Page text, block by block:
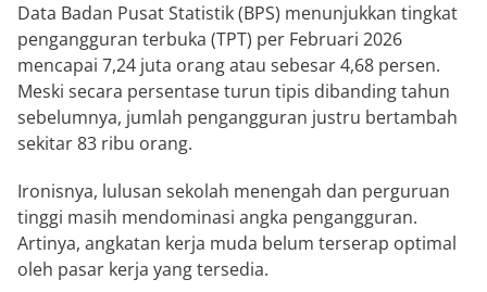
Data Badan Pusat Statistik (BPS) menunjukkan tingkat
pengangguran terbuka (TPT) per Februari 2026
mencapai 7,24 juta orang atau sebesar 4,68 persen.
Meski secara persentase turun tipis dibanding tahun
sebelumnya, jumlah pengangguran justru bertambah
sekitar 83 ribu orang.
Ironisnya, lulusan sekolah menengah dan perguruan
tinggi masih mendominasi angka pengangguran.
Artinya, angkatan kerja muda belum terserap optimal
oleh pasar kerja yang tersedia.